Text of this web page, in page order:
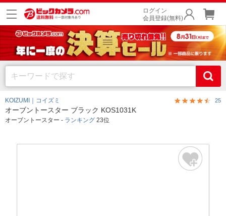
ログイン
会員登録(無料)
KOIZUMI｜コイズミ 25
オーブントースター ブラック KOS1031K
オーブントースター - ランキング 23位